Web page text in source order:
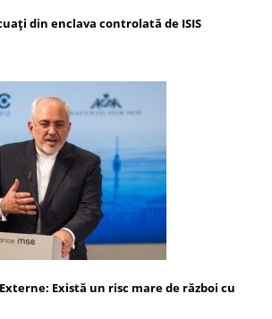
din enclava controlată de ISIS
Există un risc mare de război cu